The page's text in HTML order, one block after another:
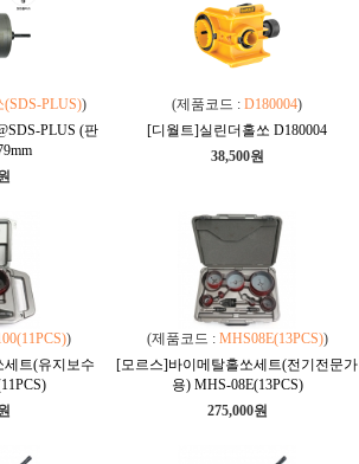
(SDS-PLUS))
PLUS (판
(제품코드 : D180004)
[디월트]실린더홀쏘 D180004
38,500원
)
트(유지보수
(제품코드 : MHS08E(13PCS))
[모르스]바이메탈홀쏘세트(전기전문가
용) MHS-08E(13PCS)
275,000원